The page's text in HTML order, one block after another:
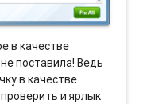
в качестве
поставила! Ведь
в качестве
и ярлык